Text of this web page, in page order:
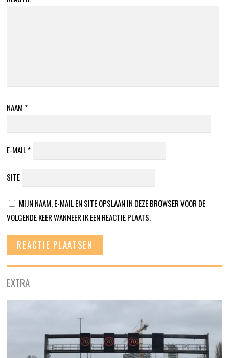
NAAM *
E-MAIL*
SITE
MIJN NAAM, E-MAIL EN SITE OPSLAAN IN DEZE BROWSER VOOR DE
VOLGENDE KEER WANNEER IK EEN REACTIE PLAATS.
EXTRA